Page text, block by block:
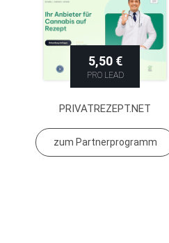
5,50 €
PRO LEAD
PRIVATREZEPT.NET
zum Partnerprogramm